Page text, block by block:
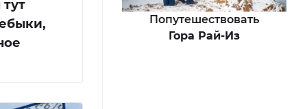
Попутешествовать
Гора Рай-Из